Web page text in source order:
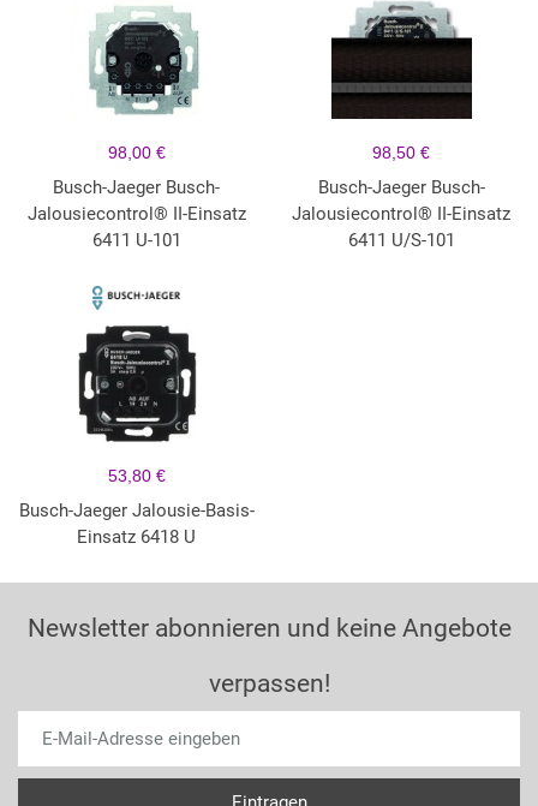
98,00 €
Busch-Jaeger Busch-
Jalousiecontrol® II-Einsatz
6411 U-101
98,50 €
Busch-Jaeger Busch-
Jalousiecontrol® II-Einsatz
6411 U/S-101
53,80 €
Busch-Jaeger Jalousie-Basis-
Einsatz 6418 U
Newsletter abonnieren und keine Angebote
verpassen!